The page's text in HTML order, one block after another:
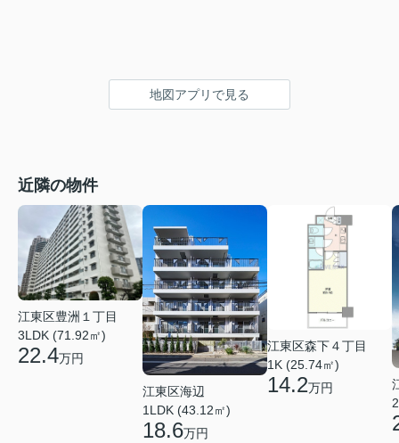
地図アプリで見る
近隣の物件
江東区豊洲１丁目
3LDK (71.92㎡)
22.4万円
江東区海辺
1LDK (43.12㎡)
18.6万円
江東区森下４丁目
1K (25.74㎡)
14.2万円